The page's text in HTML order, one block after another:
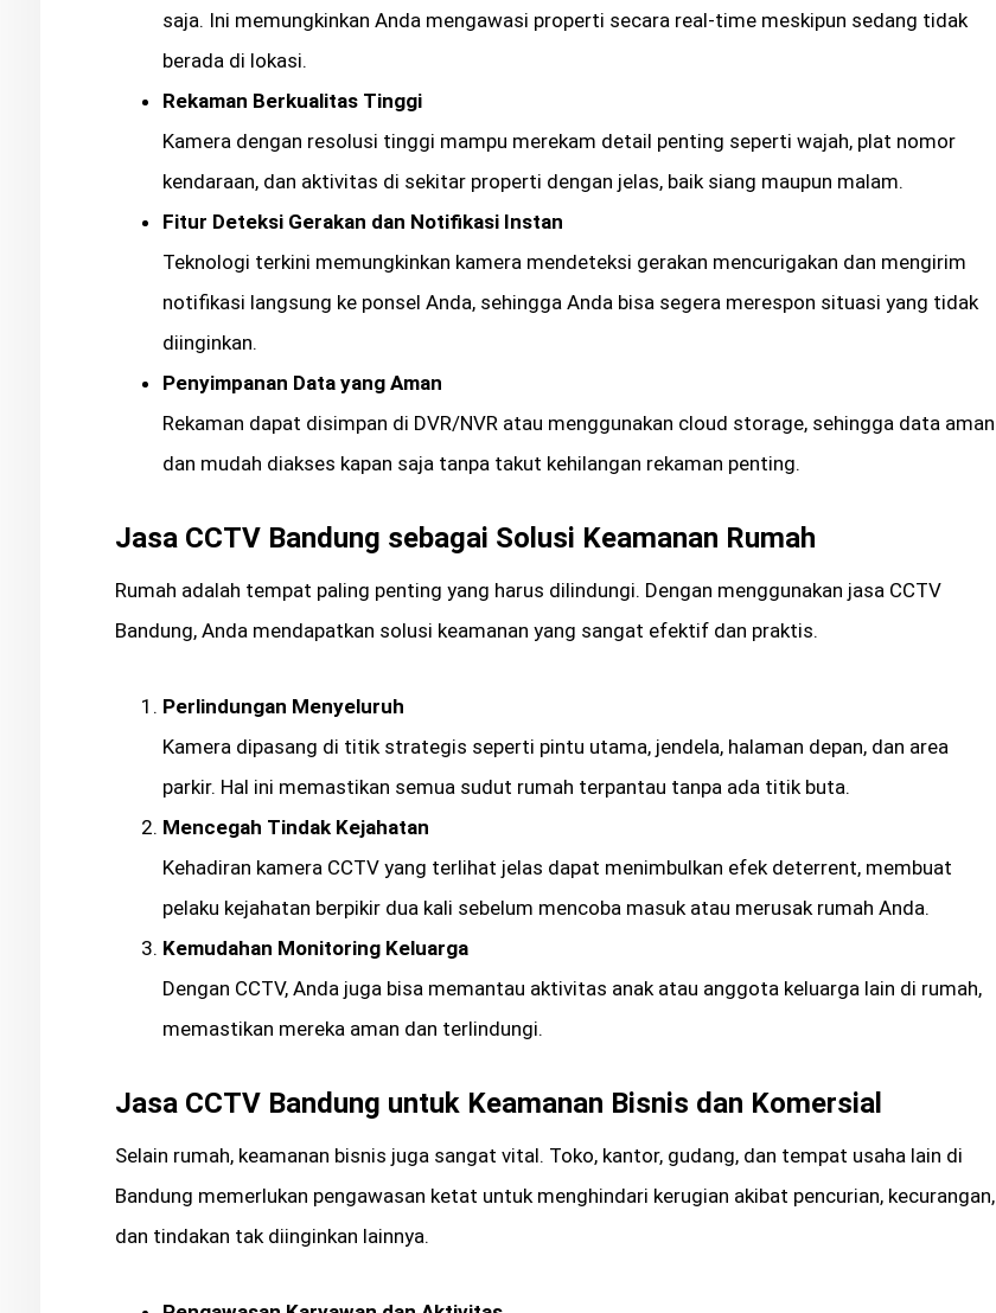
saja. Ini memungkinkan Anda mengawasi properti secara real-time meskipun sedang tidak
berada di lokasi.
Rekaman Berkualitas Tinggi
Kamera dengan resolusi tinggi mampu merekam detail penting seperti wajah, plat nomor
kendaraan, dan aktivitas di sekitar properti dengan jelas, baik siang maupun malam.
Fitur Deteksi Gerakan dan Notifikasi Instan
Teknologi terkini memungkinkan kamera mendeteksi gerakan mencurigakan dan mengirim
notifikasi langsung ke ponsel Anda, sehingga Anda bisa segera merespon situasi yang tidak
diinginkan.
Penyimpanan Data yang Aman
Rekaman dapat disimpan di DVR/NVR atau menggunakan cloud storage, sehingga data aman
dan mudah diakses kapan saja tanpa takut kehilangan rekaman penting.
Jasa CCTV Bandung sebagai Solusi Keamanan Rumah
Rumah adalah tempat paling penting yang harus dilindungi. Dengan menggunakan jasa CCTV
Bandung, Anda mendapatkan solusi keamanan yang sangat efektif dan praktis.
Perlindungan Menyeluruh
Kamera dipasang di titik strategis seperti pintu utama, jendela, halaman depan, dan area
parkir. Hal ini memastikan semua sudut rumah terpantau tanpa ada titik buta.
Mencegah Tindak Kejahatan
Kehadiran kamera CCTV yang terlihat jelas dapat menimbulkan efek deterrent, membuat
pelaku kejahatan berpikir dua kali sebelum mencoba masuk atau merusak rumah Anda.
Kemudahan Monitoring Keluarga
Dengan CCTV, Anda juga bisa memantau aktivitas anak atau anggota keluarga lain di rumah,
memastikan mereka aman dan terlindungi.
Jasa CCTV Bandung untuk Keamanan Bisnis dan Komersial
Selain rumah, keamanan bisnis juga sangat vital. Toko, kantor, gudang, dan tempat usaha lain di
Bandung memerlukan pengawasan ketat untuk menghindari kerugian akibat pencurian, kecurangan,
dan tindakan tak diinginkan lainnya.